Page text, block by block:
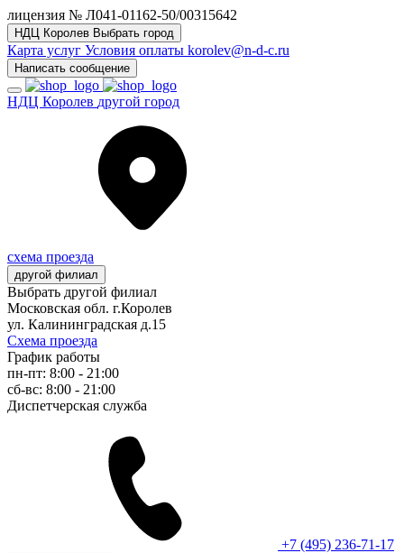
лицензия № Л041-01162-50/00315642
НДЦ Королев Выбрать город
Карта услуг Условия оплаты korolev@n-d-c.ru
Написать сообщение
НДЦ Королев другой город
схема проезда
другой филиал
Выбрать другой филиал
Московская обл. г.Королев
ул. Калининградская д.15
Схема проезда
График работы
пн-пт: 8:00 - 21:00
сб-вс: 8:00 - 21:00
Диспетчерская служба
+7 (495) 236-71-17